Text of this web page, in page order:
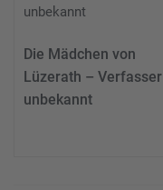
Die Mädchen von
Lüzerath – Verfasser
unbekannt